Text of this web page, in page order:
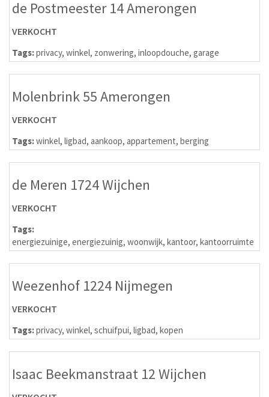
de Postmeester 14 Amerongen
VERKOCHT
Tags:privacy, winkel, zonwering, inloopdouche, garage
Molenbrink 55 Amerongen
VERKOCHT
Tags:winkel, ligbad, aankoop, appartement, berging
de Meren 1724 Wijchen
VERKOCHT
Tags:
energiezuinige, energiezuinig, woonwijk, kantoor, kantoorruimte
Weezenhof 1224 Nijmegen
VERKOCHT
Tags:privacy, winkel, schuifpui, ligbad, kopen
Isaac Beekmanstraat 12 Wijchen